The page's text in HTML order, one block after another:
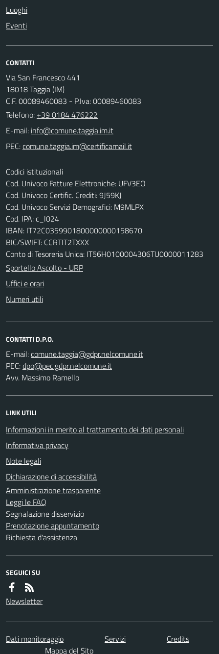
Luoghi
Eventi
CONTATTI
Via San Francesco 441
18018 Taggia (IM)
C.F. 00089460083 - P.Iva: 00089460083
Telefono: +39 0184 476222
E-mail:
PEC:
Codici istituzionali
Cod. Univoco Fatture Elettroniche: UFV3EO
Cod. Univoco Certific. Crediti: 9J59KJ
Cod. Univoco Servizi Demografici: M9MLPX
Cod. IPA: c_l024
IBAN: IT72C0359901800000000158670
BIC/SWIFT: CCRTIT2TXXX
Conto di Tesoreria Unica: IT56H0100004306TU0000011283
Sportello Ascolto - URP
Uffici e orari
Numeri utili
CONTATTI D.P.O.
E-mail:
PEC:
Avv. Massimo Ramello
LINK UTILI
Informazioni in merito al trattamento dei dati personali
Informativa privacy
Note legali
Dichiarazione di accessibilità
Amministrazione trasparente
Leggi le FAQ
Segnalazione disservizio
Prenotazione appuntamento
Richiesta d'assistenza
SEGUICI SU
Newsletter
Dati monitoraggio Servizi
Credits
Mappa del Sito